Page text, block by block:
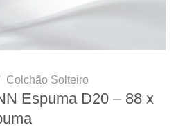
Colchão Solteiro
Espuma D20 – 88 x